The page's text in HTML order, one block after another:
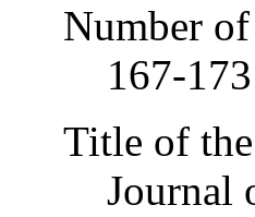
Number
167-173
Title of
Journal